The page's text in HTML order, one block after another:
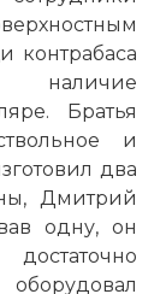
контрабаса
наличие
Братья
и
два
Дмитрий
одну, он